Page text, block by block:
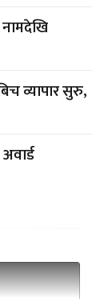
व्यापार सुरु,